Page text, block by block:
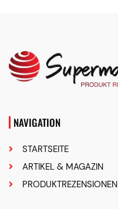
NAVIGATION
STARTSEITE
ARTIKEL & MAGAZIN
PRODUKTREZENSIONEN